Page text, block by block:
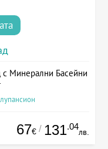
с Минерални Басейни
67€ / 131.04
лв.